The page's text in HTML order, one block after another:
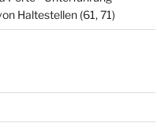
Haltestellen (61, 71)